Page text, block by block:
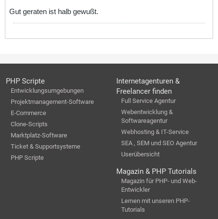
Gut geraten ist halb gewußt.
PHP Scripte
Entwicklungsumgebungen
Projektmanagement-Software
E-Commerce
Clone-Scripts
Marktplatz-Software
Ticket & Supportsysteme
PHP Scripte
Internetagenturen &
Freelancer finden
Full Service Agentur
Webentwicklung &
Softwareagentur
Webhosting & IT-Service
SEA , SEM und SEO Agentur
Userübersicht
Magazin & PHP Tutorials
Magazin für PHP- und Web-
Entwickler
Lernen mit unseren PHP-
Tutorials